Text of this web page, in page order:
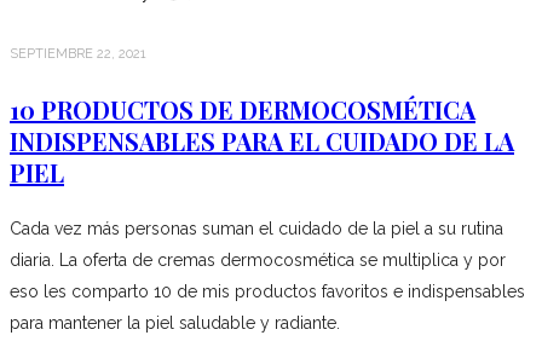
SEPTIEMBRE 22, 2021
10 PRODUCTOS DE DERMOCOSMÉTICA
INDISPENSABLES PARA EL CUIDADO DE LA
PIEL
Cada vez más personas suman el cuidado de la piel a su rutina
diaria. La oferta de cremas dermocosmética se multiplica y por
eso les comparto 10 de mis productos favoritos e indispensables
para mantener la piel saludable y radiante.